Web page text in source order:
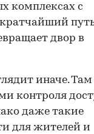
комплексах с
двор в
иначе. Там
контроля
даже такие
для жителей и